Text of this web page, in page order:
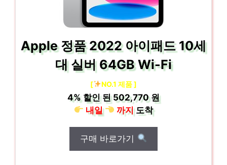
Apple 정품 2022 아이패드 10세
대 실버 64GB Wi-Fi
[ NO.1 제품 ]
4% 할인 된502,770 원
내일
까지도착
구매 바로가기